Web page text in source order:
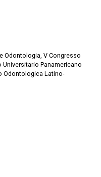
Odontologia, V Congresso
Panamericano
Odontologica Latino-